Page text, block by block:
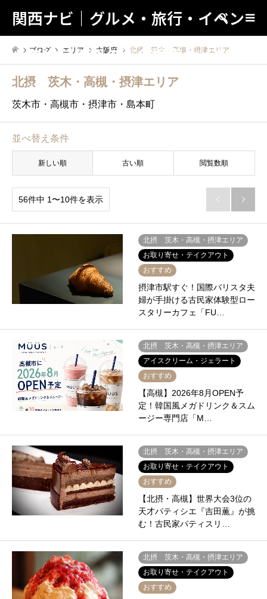
関西ナビ｜グルメ・旅行・イベン
トの地域情報の総合検索サイト！
検索
ブログ エリア 大阪府 北摂 茨木・高槻・摂津エリア
北摂 茨木・高槻・摂津エリア
茨木市・高槻市・摂津市・島本町
並べ替え条件
新しい順 古い順 閲覧数順
56件中 1〜10件を表示  
北摂 茨木・高槻・摂津エリア
お取り寄せ・テイクアウト
おすすめ
摂津市駅すぐ！国際バリスタ夫
婦が手掛ける古民家体験型ロー
スタリーカフェ「FU…
北摂 茨木・高槻・摂津エリア
アイスクリーム・ジェラート
おすすめ
【高槻】2026年8月OPEN予
定！韓国風メガドリンク＆スム
ージー専門店「M…
北摂 茨木・高槻・摂津エリア
お取り寄せ・テイクアウト
おすすめ
【北摂・高槻】世界大会3位の
天才パティシエ『吉田薫』が挑
む！古民家パティスリ…
北摂 茨木・高槻・摂津エリア
お取り寄せ・テイクアウト
おすすめ